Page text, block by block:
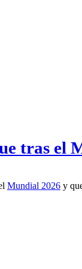
tras el
Mundial 2026 y